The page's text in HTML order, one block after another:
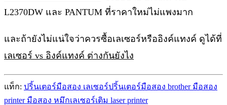
L2370DW และ PANTUM ที่ราคาใหม่ไม่แพงมาก
และถ้ายังไม่แน่ใจว่าควรซื้อเลเซอร์หรืออิงค์แทงค์ ดูได้ที่
เลเซอร์ vs อิงค์แทงค์ ต่างกันยังไง
แท็ก: ปริ้นเตอร์มือสอง เลเซอร์ปริ้นเตอร์มือสอง brother มือสอง
printer มือสอง หมึกเลเซอร์เติม laser printer